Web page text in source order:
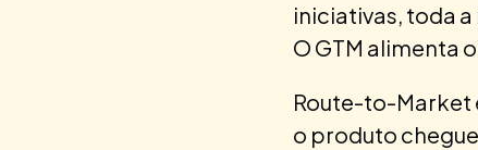
iniciativas, toda
O GTM alimenta
Route-to-Market
o produto